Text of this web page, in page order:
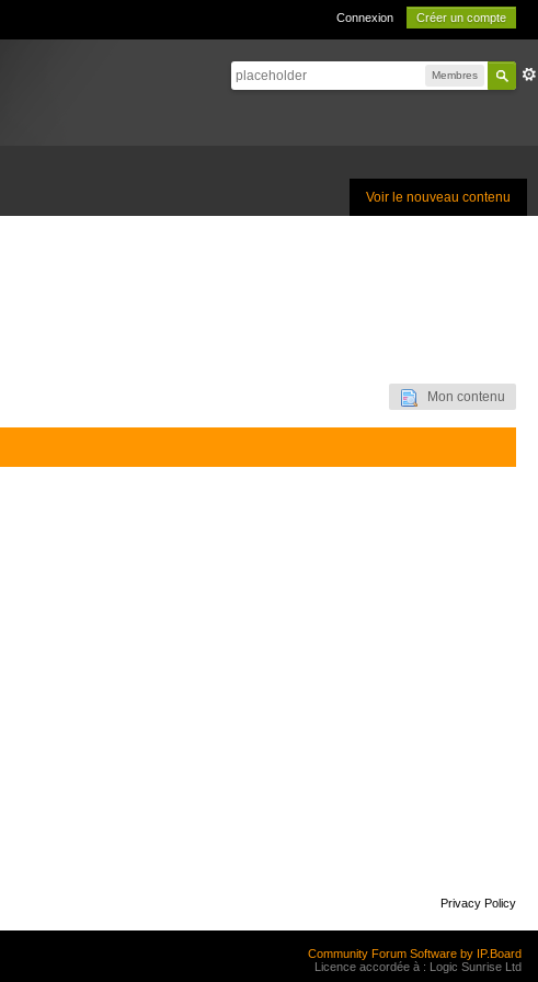
Connexion Créer un compte
Membres
Voir le nouveau contenu
Mon contenu
Privacy Policy
Community Forum Software by IP.Board
Licence accordée à : Logic Sunrise Ltd